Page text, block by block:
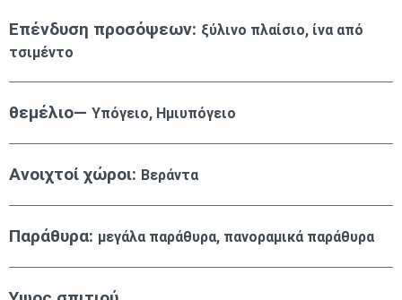
Επένδυση προσόψεων: ξύλινο πλαίσιο, ίνα από
τσιμέντο
θεμέλιο— Υπόγειο, Ημιυπόγειο
Ανοιχτοί χώροι: Βεράντα
Παράθυρα: μεγάλα παράθυρα, πανοραμικά παράθυρα